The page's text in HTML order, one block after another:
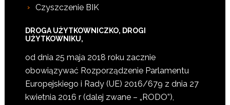
Czyszczenie BIK
DROGA UŻYTKOWNICZKO, DROGI
UŻYTKOWNIKU,
od dnia 25 maja 2018 roku zacznie
obowiązywać Rozporządzenie Parlamentu
Europejskiego i Rady (UE) 2016/679 z dnia 27
kwietnia 2016 r (dalej zwane – „RODO”),